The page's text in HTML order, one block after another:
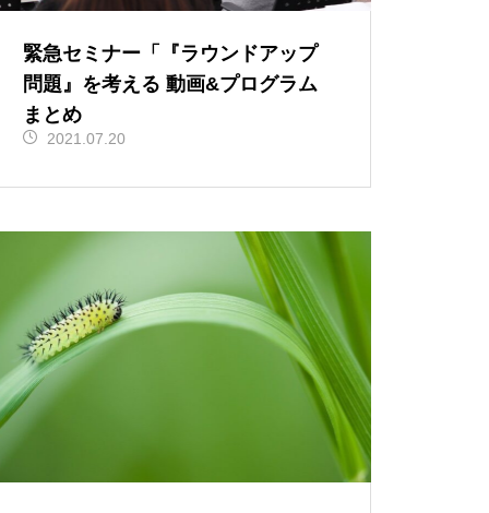
緊急セミナー「『ラウンドアップ
問題』を考える 動画&プログラム
まとめ
2021.07.20